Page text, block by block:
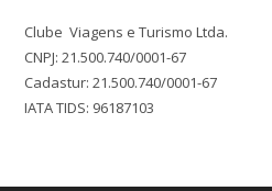
Clube Viagens e Turismo Ltda.
CNPJ: 21.500.740/0001-67
Cadastur: 21.500.740/0001-67
IATA TIDS: 96187103